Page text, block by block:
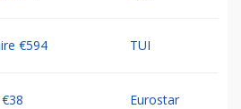
€594 TUI
Eurostar